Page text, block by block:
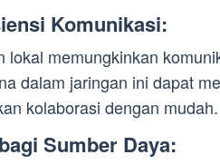
Komunikasi:
lokal memungkinkan
dalam jaringan ini dapat
kolaborasi dengan mudah.
Sumber Daya: